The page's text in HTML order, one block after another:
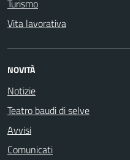
Turismo
Vita lavorativa
NOVITÀ
Notizie
Teatro baudi di selve
Avvisi
Comunicati